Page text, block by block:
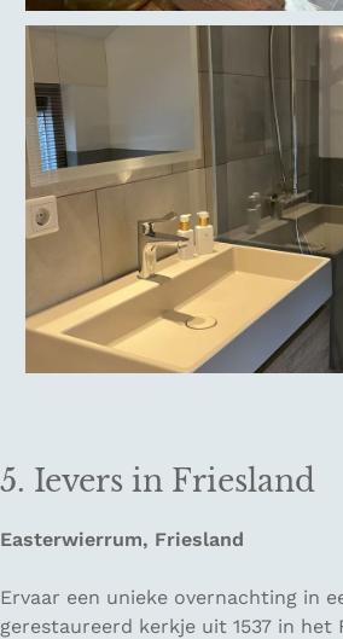
5. Ievers in Friesland
Easterwierrum, Friesland
Ervaar een unieke overnachting in
gerestaureerd kerkje uit 1537 in het